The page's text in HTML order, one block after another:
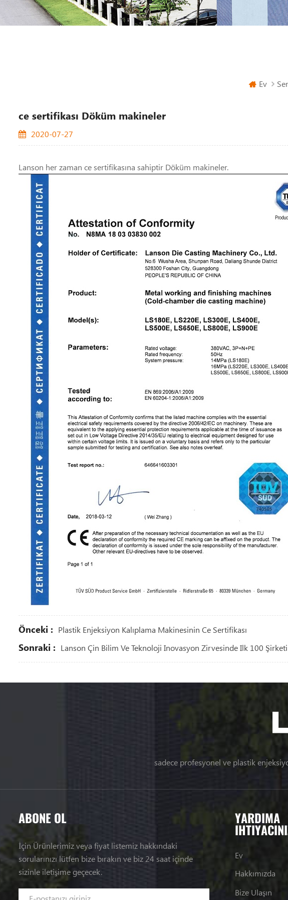
Ev
ce sertifikası Döküm makineler
2020-07-27
Lanson her zaman ce sertifikasına sahiptir Döküm makineler.
Önceki : Plastik Enjeksiyon Kalıplama Makinesinin Ce Sertifikası
Sonraki : Lanson Çin Bilim Ve Teknoloji Inovasyon Zirvesinde Ilk 100 Şirketi
sadece profesyonel ve plastik
ABONE OL
İçin Ürünlerimiz veya fiyat listemiz hakkındaki
sorularınızı lütfen bize bırakın ve biz 24 saat içinde
sizinle iletişime geçecek.
YARDIMA
Ev
Hakkımızda
Bize Ulaşın